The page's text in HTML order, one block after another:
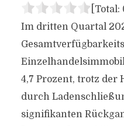
[Total:
Im dritten Quartal
4,7 Prozent, trotz der
durch
signifikanten